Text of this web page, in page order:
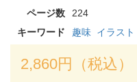
ページ数
224
キーワード
趣味 イラスト
2,860円（税込）